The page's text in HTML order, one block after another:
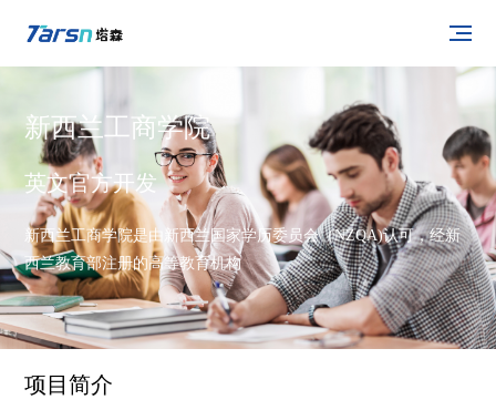
新西兰工商学院
英文官方开发
新西兰工商学院是由新西兰国家学历委员会（NZQA)认可，经新
西兰教育部注册的高等教育机构
项目简介